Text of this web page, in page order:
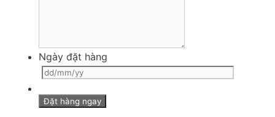
Ngày đặt hàng